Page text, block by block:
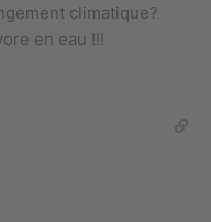
climatique?
en eau !!!